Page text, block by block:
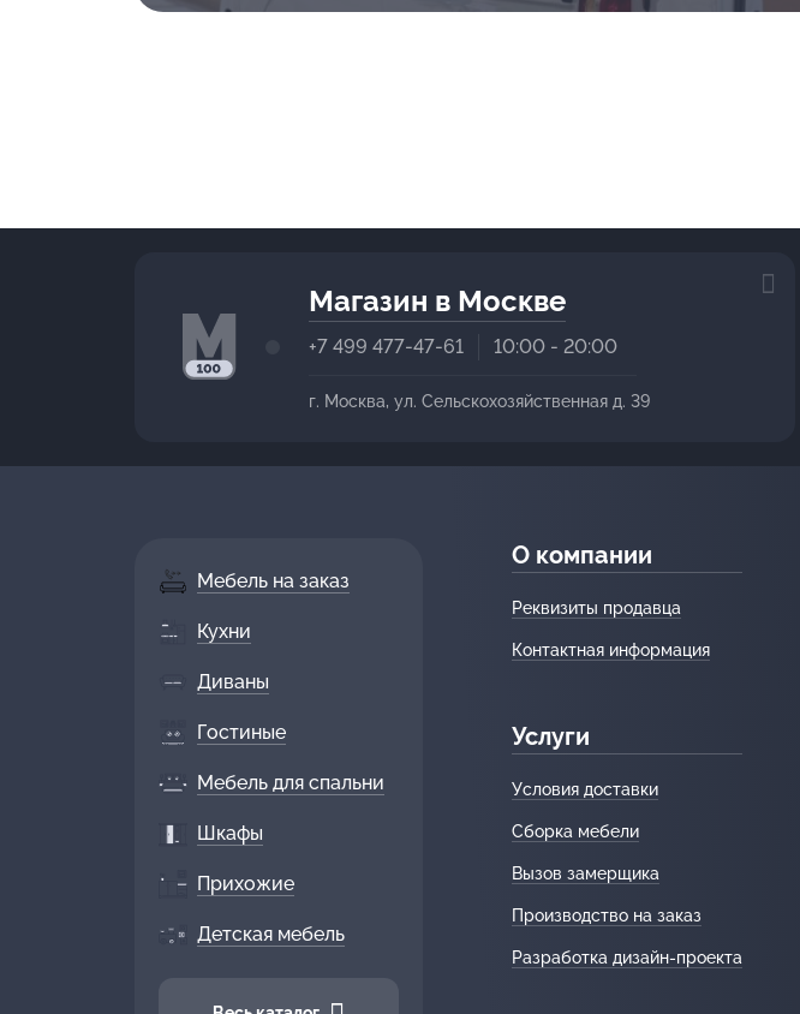
Магазин в Москве
+7 499 477-47-61 10:00 - 20:00
г. Москва, ул. Сельскохозяйственная д. 39
Мебель на заказ
Кухни
Диваны
Гостиные
Мебель для спальни
Шкафы
Прихожие
Детская мебель
О компании
Реквизиты продавца
Контактная информация
Услуги
Условия доставки
Сборка мебели
Вызов замерщика
Производство на заказ
Разработка дизайн-проекта